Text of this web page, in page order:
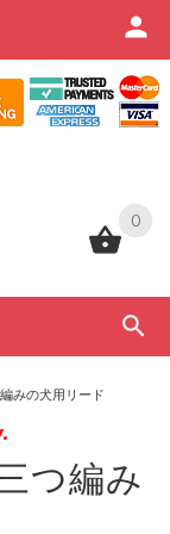
0
0
みの犬用リード
つ編み